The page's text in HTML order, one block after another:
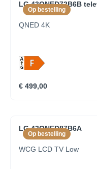
Op bestelling
LG 43QNED72B6B
QNED 4K
€ 499,00
Op bestelling
LG 43QNED87B6A
WCG LCD TV Low